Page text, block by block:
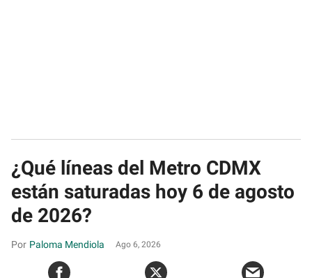
¿Qué líneas del Metro CDMX
están saturadas hoy 6 de agosto
de 2026?
Paloma Mendiola Ago 6, 2026